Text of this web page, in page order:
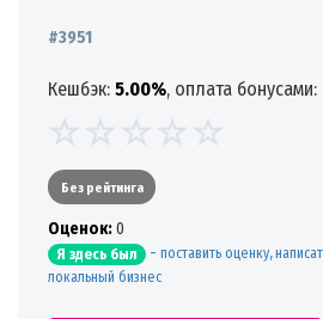
#3951
Кешбэк: 5.00%, оплата бонусами:
Без рейтинга
Oценок:0
Я здесь был - поставить оценку,
локальный бизнес